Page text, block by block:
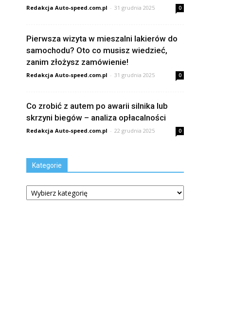
Redakcja Auto-speed.com.pl - 31 grudnia 2025 0
Pierwsza wizyta w mieszalni lakierów do
samochodu? Oto co musisz wiedzieć,
zanim złożysz zamówienie!
Redakcja Auto-speed.com.pl - 31 grudnia 2025 0
Co zrobić z autem po awarii silnika lub
skrzyni biegów – analiza opłacalności
Redakcja Auto-speed.com.pl - 22 grudnia 2025 0
Kategorie
Kategorie